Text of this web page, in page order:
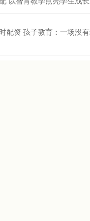
配资 孩子教育：一场没